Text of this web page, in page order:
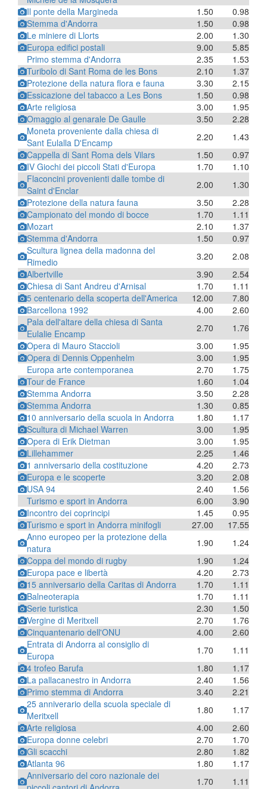
Il ponte della Margineda
1.50
0.98
Stemma d'Andorra
1.50
0.98
Le miniere di Llorts
2.00
1.30
Europa edifici postali
9.00
5.85
Primo stemma d'Andorra
2.35
1.53
Turibolo di Sant Roma de les Bons
2.10
1.37
Protezione della natura flora e fauna
3.30
2.15
Essicazione del tabacco a Les Bons
1.50
0.98
Arte religiosa
3.00
1.95
Omaggio al genarale De Gaulle
3.50
2.28
Moneta proveniente dalla chiesa di
Sant Eulalla D'Encamp
2.20
1.43
Cappella di Sant Roma dels Vilars
1.50
0.97
IV Giochi dei piccoli Stati d'Europa
1.70
1.10
Flaconcini provenienti dalle tombe di
Saint d'Enclar
2.00
1.30
Protezione della natura fauna
3.50
2.28
Campionato del mondo di bocce
1.70
1.11
Mozart
2.10
1.37
Stemma d'Andorra
1.50
0.97
Scultura lignea della madonna del
Rimedio
3.20
2.08
Albertville
3.90
2.54
Chiesa di Sant Andreu d'Arnisal
1.70
1.11
5 centenario della scoperta dell'America
12.00
7.80
Barcellona 1992
4.00
2.60
Pala dell'altare della chiesa di Santa
Eulalie Encamp
2.70
1.76
Opera di Mauro Staccioli
3.00
1.95
Opera di Dennis Oppenhelm
3.00
1.95
Europa arte contemporanea
2.70
1.75
Tour de France
1.60
1.04
Stemma Andorra
3.50
2.28
Stemma Andorra
1.30
0.85
10 anniversario della scuola in Andorra
1.80
1.17
Scultura di Michael Warren
3.00
1.95
Opera di Erik Dietman
3.00
1.95
Lillehammer
2.25
1.46
1 anniversario della costituzione
4.20
2.73
Europa e le scoperte
3.20
2.08
USA 94
2.40
1.56
Turismo e sport in Andorra
6.00
3.90
Incontro dei coprincipi
1.45
0.95
Turismo e sport in Andorra minifogli
27.00
17.55
Anno europeo per la protezione della
natura
1.90
1.24
Coppa del mondo di rugby
1.90
1.24
Europa pace e libertà
4.20
2.73
15 anniversario della Caritas di Andorra
1.70
1.11
Balneoterapia
1.70
1.11
Serie turistica
2.30
1.50
Vergine di Meritxell
2.70
1.76
Cinquantenario dell'ONU
4.00
2.60
Entrata di Andorra al consiglio di
Europa
1.70
1.11
4 trofeo Barufa
1.80
1.17
La pallacanestro in Andorra
2.40
1.56
Primo stemma di Andorra
3.40
2.21
25 anniverario della scuola speciale di
Meritxell
1.80
1.17
Arte religiosa
4.00
2.60
Europa donne celebri
2.70
1.70
Gli scacchi
2.80
1.82
Atlanta 96
1.80
1.17
Anniversario del coro nazionale dei
1.70 1.11